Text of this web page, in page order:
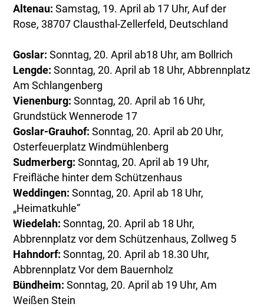
Altenau:Samstag, 19. April ab 17 Uhr, Auf der
Rose, 38707 Clausthal-Zellerfeld, Deutschland
Goslar: Sonntag, 20. April ab18 Uhr, am Bollrich
Lengde: Sonntag, 20. April ab 18 Uhr, Abbrennplatz
Am Schlangenberg
Vienenburg: Sonntag, 20. April ab 16 Uhr,
Grundstück Wennerode 17
Goslar-Grauhof: Sonntag, 20. April ab 20 Uhr,
Osterfeuerplatz Windmühlenberg
Sudmerberg: Sonntag, 20. April ab 19 Uhr,
Freifläche hinter dem Schützenhaus
Weddingen: Sonntag, 20. April ab 18 Uhr,
„Heimatkuhle“
Wiedelah:Sonntag, 20. April ab 18 Uhr,
Abbrennplatz vor dem Schützenhaus, Zollweg 5
Hahndorf: Sonntag, 20. April ab 18.30 Uhr,
Abbrennplatz Vor dem Bauernholz
Bündheim: Sonntag, 20. April ab 19 Uhr, Am
Weißen Stein